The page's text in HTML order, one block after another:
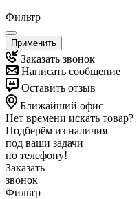
Фильтр
Применить
Заказать звонок
Написать сообщение
Оставить отзыв
Ближайший офис
Нет времени искать товар?
Подберём из наличия
под ваши задачи
по телефону!
Заказать
звонок
Фильтр